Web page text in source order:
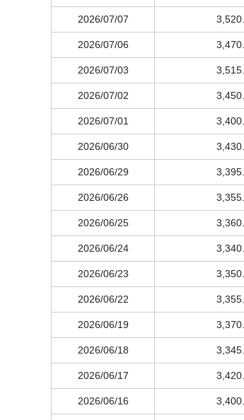
2026/07/07
2026/07/06
2026/07/03
2026/07/02
2026/07/01
2026/06/30
2026/06/29
2026/06/26
2026/06/25
2026/06/24
2026/06/23
2026/06/22
2026/06/19
2026/06/18
2026/06/17
2026/06/16